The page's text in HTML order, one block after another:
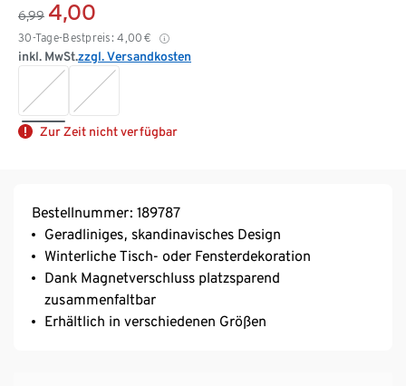
6,99 4,00
30-Tage-Bestpreis: 4,00 €
inkl. MwSt.zzgl. Versandkosten
Zur Zeit nicht verfügbar
Bestellnummer: 189787
Geradliniges, skandinavisches Design
Winterliche Tisch- oder Fensterdekoration
Dank Magnetverschluss platzsparend
zusammenfaltbar
Erhältlich in verschiedenen Größen